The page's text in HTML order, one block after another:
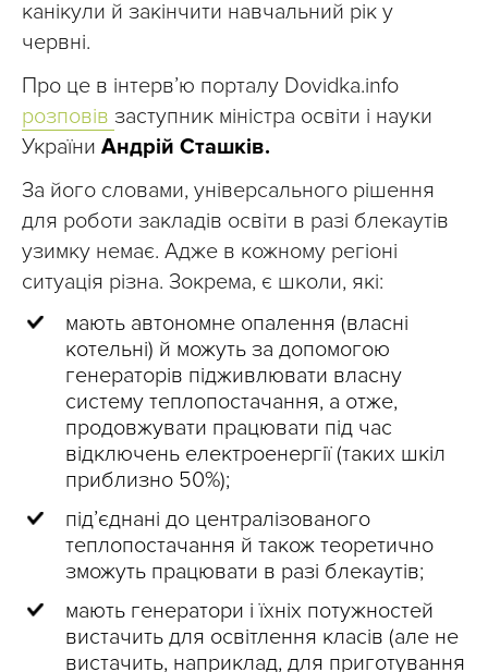
канікули й закінчити навчальний рік у
червні.
Про це в інтерв’ю порталу Dovidka.info
розповів заступник міністра освіти і науки
України Андрій Сташків.
За його словами, універсального рішення
для роботи закладів освіти в разі блекаутів
узимку немає. Адже в кожному регіоні
ситуація різна. Зокрема, є школи, які:
мають автономне опалення (власні
котельні) й можуть за допомогою
генераторів підживлювати власну
систему теплопостачання, а отже,
продовжувати працювати під час
відключень електроенергії (таких шкіл
приблизно 50%);
під’єднані до централізованого
теплопостачання й також теоретично
зможуть працювати в разі блекаутів;
мають генератори і їхніх потужностей
вистачить для освітлення класів (але не
вистачить, наприклад, для приготування